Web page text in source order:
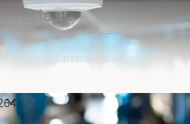
Wartość
Zipstream